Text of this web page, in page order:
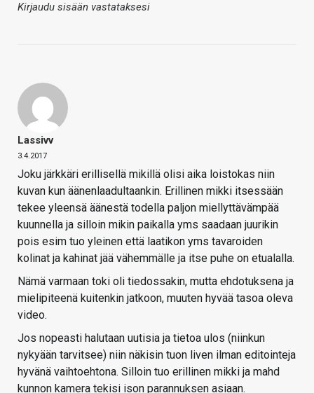
Kirjaudu sisään vastataksesi
Lassivv
3.4.2017
Joku järkkäri erillisellä mikillä olisi aika loistokas niin
kuvan kun äänenlaadultaankin. Erillinen mikki itsessään
tekee yleensä äänestä todella paljon miellyttävämpää
kuunnella ja silloin mikin paikalla yms saadaan juurikin
pois esim tuo yleinen että laatikon yms tavaroiden
kolinat ja kahinat jää vähemmälle ja itse puhe on etualalla.
Nämä varmaan toki oli tiedossakin, mutta ehdotuksena ja
mielipiteenä kuitenkin jatkoon, muuten hyvää tasoa oleva
video.
Jos nopeasti halutaan uutisia ja tietoa ulos (niinkun
nykyään tarvitsee) niin näkisin tuon liven ilman editointeja
hyvänä vaihtoehtona. Silloin tuo erillinen mikki ja mahd
kunnon kamera tekisi ison parannuksen asiaan.